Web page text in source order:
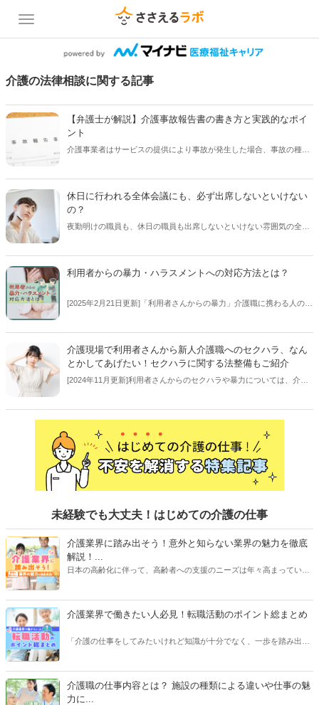
介護の法律相談に関する記事
【弁護士が解説】介護事故報告書の書き方と実践的なポイ
ント
介護事業者はサービスの提供により事故が発生した場合、事故の種類
す。【執筆者／弁護士：伊達 伸一】
休日に行われる全体会議にも、必ず出席しないといけない
の？
夜勤明けの職員も、休日の職員も出席しないといけない雰囲気の全体
利用者からの暴力・ハラスメントへの対応方法とは？
[2025年2月21日更新]「利用者さんからの暴力」介護職に携わる人の多
は…この記事では法的な視点で弁護士の伊達先生に、介護職の視点で
古畑先生に説明していただきます！【回答者／専門家：伊達 伸一・
古畑 佑奈】
介護現場で利用者さんから新人介護職へのセクハラ、なん
とかしてあげたい！セクハラに関する法整備もご紹介
[2024年11月更新]利用者さんからのセクハラや暴力については、介護
この記事では、専門家が対応方法や、法整備について解説します！
【執筆者／専門家：伊藤 浩一】
未経験でも大丈夫！はじめての介護の仕事
介護業界に踏み出そう！意外と知らない業界の魅力を徹底
解説！...
日本の高齢化に伴って、高齢者への支援のニーズは年々高まっていま
紹介します！介護職・ヘルパーに転職をしたい方、これから働くか迷
ひお役立てください！
介護業界で働きたい人必見！転職活動のポイント総まとめ
「介護の仕事をしてみたいけれど知識が十分でなく、一歩を踏み出す
なリサーチで職場とのミスマッチを防ぎ、新しい人生の一歩を踏み出
しましょう！
介護職の仕事内容とは？ 施設の種類による違いや仕事の魅
力に...